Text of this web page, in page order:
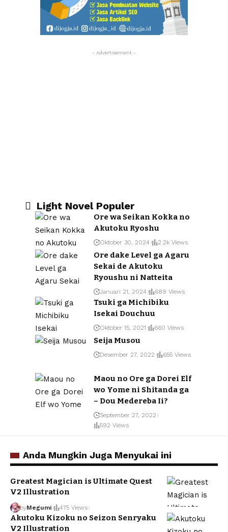
- Advertisement -
Light Novel Populer
Ore wa Seikan Kokka no
Akutoku Ryoshu
Oktober 30, 2024 2.2k Views
Ore dake Level ga Agaru
Sekai de Akutoku
Ryoushu ni Natteita
Januari 21, 2024 689 Views
Tsuki ga Michibiku
Isekai Douchuu
Oktober 15, 2021 660 Views
Seija Musou
Desember 27, 2022 655 Views
Maou no Ore ga Dorei Elf
wo Yome ni Shitanda ga
– Dou Medereba Ii?
September 27, 2022
592 Views
Anda Mungkin Juga Menyukai ini
Greatest Magician is Ultimate Quest
V2 Illustration
byMegumi 475 Views
Akutoku Kizoku no Seizon Senryaku
V2 Illustration